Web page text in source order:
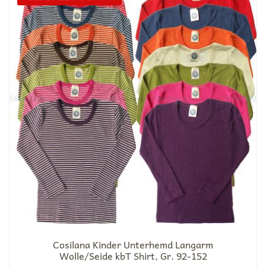
Cosilana Kinder Unterhemd Langarm
Wolle/Seide kbT Shirt, Gr. 92-152